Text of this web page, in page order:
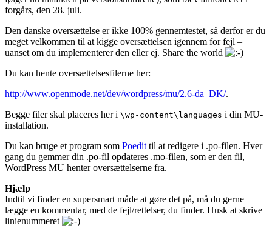
forgårs, den 28. juli.
Den danske oversættelse er ikke 100% gennemtestet, så derfor er du
meget velkommen til at kigge oversættelsen igennem for fejl –
uanset om du implementerer den eller ej. Share the world
Du kan hente oversættelsesfilerne her:
http://www.openmode.net/dev/wordpress/mu/2.6-da_DK/.
Begge filer skal placeres her i \wp-content\languages i din MU-
installation.
Du kan bruge et program som Poedittil at redigere i .po-filen. Hver
gang du gemmer din .po-fil opdateres .mo-filen, som er den fil,
WordPress MU henter oversættelserne fra.
Hjælp
Indtil vi finder en supersmart måde at gøre det på, må du gerne
lægge en kommentar, med de fejl/rettelser, du finder. Husk at skrive
linienummeret